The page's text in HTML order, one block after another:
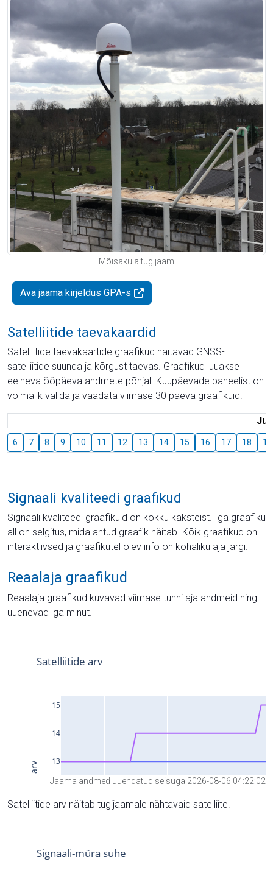
Mõisaküla tugijaam
Ava jaama kirjeldus GPA-s
Satelliitide taevakaardid
Satelliitide taevakaartide graafikud näitavad GNSS-
satelliitide suunda ja kõrgust taevas. Graafikud luuakse
eelneva ööpäeva andmete põhjal. Kuupäevade paneelist on
võimalik valida ja vaadata viimase 30 päeva graafikuid.
6 7 8 9 10 11 12 13 14 15 16 17 18 19
Signaali kvaliteedi graafikud
Signaali kvaliteedi graafikuid on kokku kaksteist. Iga graafiku
all on selgitus, mida antud graafik näitab. Kõik graafikud on
interaktiivsed ja graafikutel olev info on kohaliku aja järgi.
Reaalaja graafikud
Reaalaja graafikud kuvavad viimase tunni aja andmeid ning
uuenevad iga minut.
Jaama andmed uuendatud seisuga 2026-08-06 04:22:02
Satelliitide arv näitab tugijaamale nähtavaid satelliite.